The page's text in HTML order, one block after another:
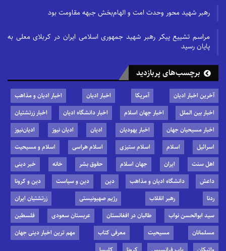
رهبر شهید محور وحدت امت و الهام‌بخش جبهه مقاومت بود
مراسم تشییع پیکر رهبر شهید جمهوری اسلامی ایران در کربلای معلی به
پایان رسید
برچسب‌های پربازدید
آخرین اخبار ادیان آمریکا اخبار ادیان
اخبار ادیان و مذاهب
اخبار بین الملل
اخبار جهان اسلام اخبار دانشگاه ادیان
اخبار زرتشتیان
اخبار مسیحیان جهان
اخبار یهودیان ادیان ادیان نیوز
ادیان‌نیوز
اسرائیل
اسلام اسلام ستیزی اسلام هراسی
اسلام و مسیحیت
اهل سنت
ایران جهان اسلام حقوق بشر خانه
خبر دینی
داعش
دانشگاه ادیان و مذاهب دین دین و سیاست
دین و کرونا
ردنا
رهبر انقلاب رژیم صهیونیستی
زرتشتیان ایران
سید ابوالحسن نواب
طالبان در افغانستان عربستان سعودی
فلسطین
مسلمانان
مسیحیت معرفی کتاب
مهم ترین اخبار دینی جهان